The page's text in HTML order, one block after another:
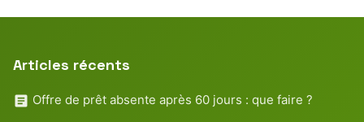
Articles récents
Offre de prêt absente après 60 jours : que faire ?